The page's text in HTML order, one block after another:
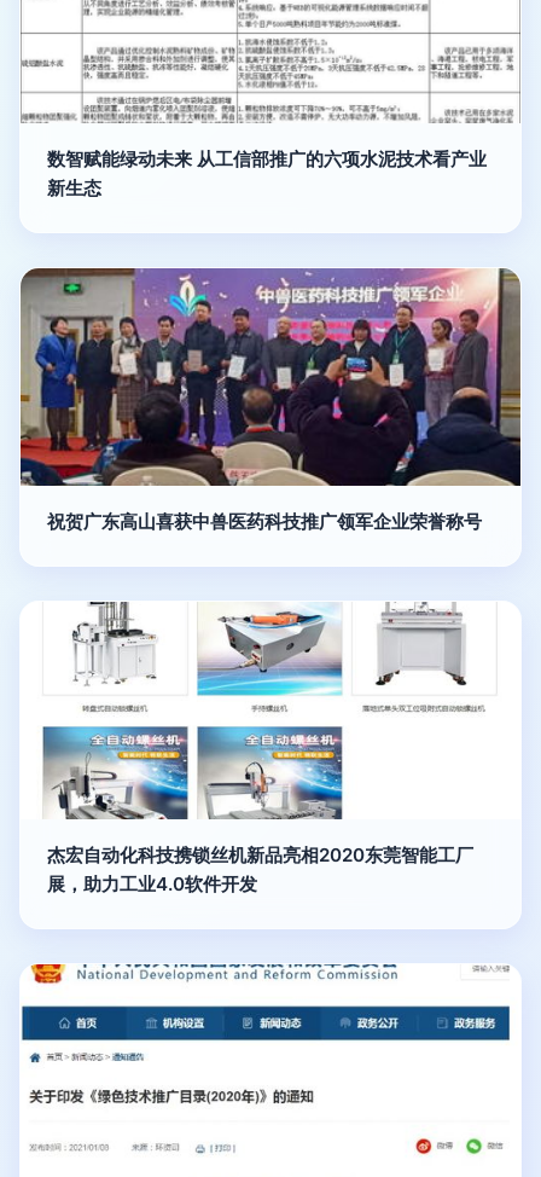
数智赋能绿动未来 从工信部推广的六项水泥技术看产业
新生态
祝贺广东高山喜获中兽医药科技推广领军企业荣誉称号
杰宏自动化科技携锁丝机新品亮相2020东莞智能工厂
展，助力工业4.0软件开发